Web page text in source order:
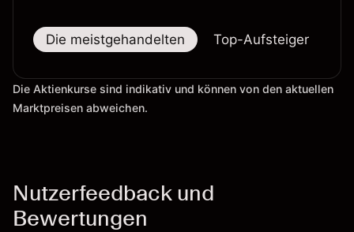
Die meistgehandelten Top-Aufsteiger
Die Aktienkurse sind indikativ und können von den aktuellen
Marktpreisen abweichen.
Nutzerfeedback und
Bewertungen